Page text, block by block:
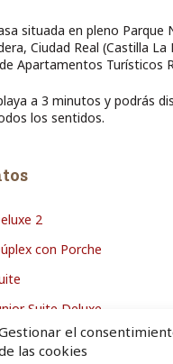
el
las cookies
situada en pleno Parque
Ciudad Real (Castilla La
Apartamentos Turísticos
a 3 minutos y podrás
los sentidos.
2
con Porche
Suite Deluxe